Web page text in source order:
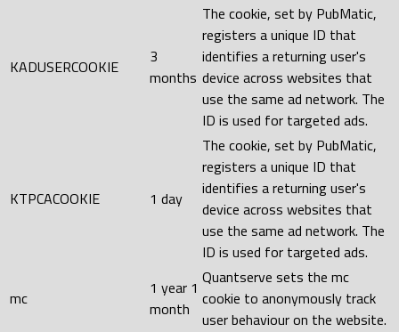
KADUSERCOOKIE
3
months
The cookie, set by PubMatic,
registers a unique ID that
identifies a returning user's
device across websites that
use the same ad network. The
ID is used for targeted ads.
KTPCACOOKIE 1 day
The cookie, set by PubMatic,
registers a unique ID that
identifies a returning user's
device across websites that
use the same ad network. The
ID is used for targeted ads.
mc
1 year 1
month
Quantserve sets the mc
cookie to anonymously track
user behaviour on the website.